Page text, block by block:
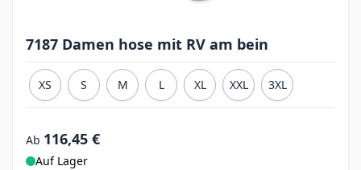
7187 Damen hose mit RV am bein
XS S M L XL XXL 3XL
Ab 116,45 €
Auf Lager